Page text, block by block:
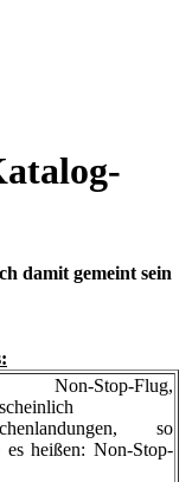
damit gemeint sein
Non-Stop-Flug,
so
es heißen: Non-Stop-